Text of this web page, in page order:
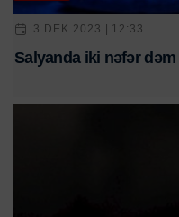
3 DEK 2023 | 12:33
Salyanda iki nəfər